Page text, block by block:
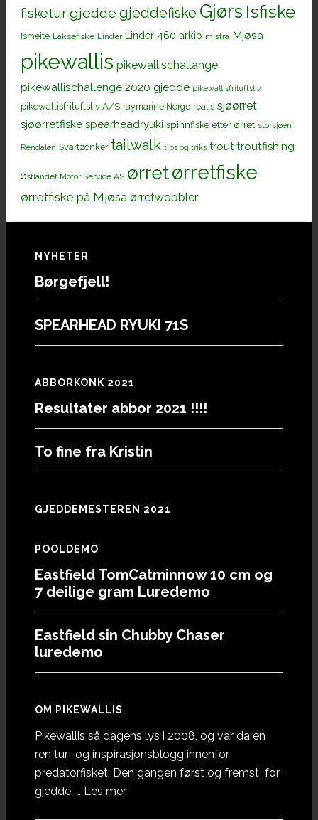
fisketurgjedde gjeddefiske Gjørs Isfiske
Ismeite Laksefiske Linder Linder 460 arkip mistra Mjøsa
pikewallis pikewallischallange
pikewallischallenge 2020 gjedde pikewallisfriluftsliv
pikewallisfriluftsliv A/S raymarine Norge realis sjøørret
sjøørretfiske spearheadryuki spinnfiske etter ørret storsjøen i
Rendalen Svartzonker tailwalk tips og triks trout troutfishing
Østlandet Motor Service AS ørretørretfiske
ørretfiske på Mjøsa ørretwobbler
Footer
NYHETER
Børgefjell!
SPEARHEAD RYUKI 71S
ABBORKONK 2021
Resultater abbor 2021 !!!!
To fine fra Kristin
GJEDDEMESTEREN 2021
POOLDEMO
Eastfield TomCatminnow 10 cm og
7 deilige gram Luredemo
Eastfield sin Chubby Chaser
luredemo
OM PIKEWALLIS
Pikewallis så dagens lys i 2008, og var da en
ren tur- og inspirasjonsblogg innenfor
predatorfisket. Den gangen først og fremst for
gjedde. … Les meromOm